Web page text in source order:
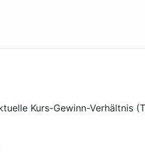
Kurs-Gewinn-Verhältnis